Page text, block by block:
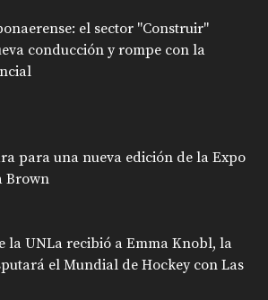
el sector "Construir"
conducción y rompe con la
para una nueva edición de la Expo
Brown
la UNLa recibió a Emma Knobl, la
el Mundial de Hockey con Las